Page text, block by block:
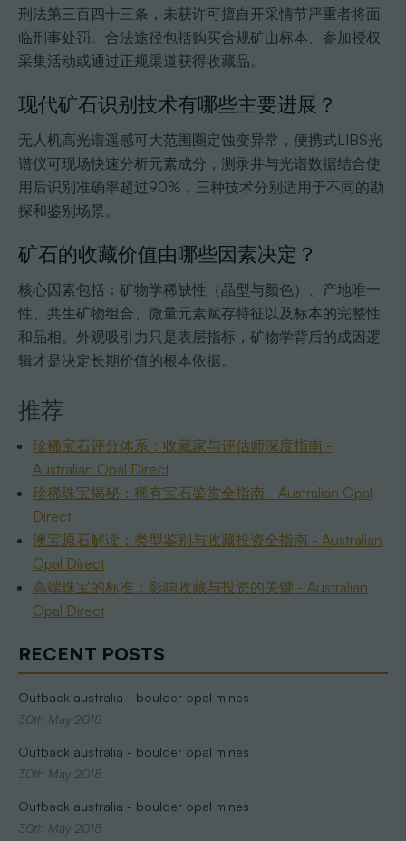
RECENT POSTS
Outback australia - boulder opal mines
30th May 2018
Outback australia - boulder opal mines
30th May 2018
Outback australia - boulder opal mines
30th May 2018
刑法第三百四十三条，未获许可擅自开采情节严重者将面
临刑事处罚。合法途径包括购买合规矿山标本、参加授权
采集活动或通过正规渠道获得收藏品。
现代矿石识别技术有哪些主要进展？
无人机高光谱遥感可大范围圈定蚀变异常，便携式LIBS光
谱仪可现场快速分析元素成分，测录井与光谱数据结合使
用后识别准确率超过90%，三种技术分别适用于不同的勘
探和鉴别场景。
矿石的收藏价值由哪些因素决定？
核心因素包括：矿物学稀缺性（晶型与颜色）、产地唯一
性、共生矿物组合、微量元素赋存特征以及标本的完整性
和品相。外观吸引力只是表层指标，矿物学背后的成因逻
辑才是决定长期价值的根本依据。
推荐
珍稀宝石评分体系：收藏家与评估师深度指南 -
Australian Opal Direct
珍稀珠宝揭秘：稀有宝石鉴赏全指南 - Australian Opal
Direct
澳宝原石解读：类型鉴别与收藏投资全指南 - Australian
Opal Direct
高端珠宝的标准：影响收藏与投资的关键 - Australian
Opal Direct